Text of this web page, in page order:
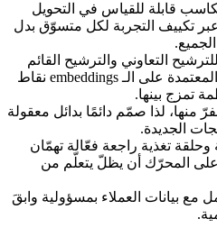
قابلة للقياس في التحويل
تكييف التجربة لكل متسوّق بدل
التعاوني والترشيح القائم
على المحتوى والأساليب المعتمدة على الـ embeddings نقاط
تمزج بينها.
منها، لذا صمّم دائمًا بدائل معقولة
الجديدة.
وحلقة تغذية راجعة فعّالة تهمّان
على المحرّك أن يظلّ يتعلّم من
مع بيانات العملاء بمسؤولية وابقَ